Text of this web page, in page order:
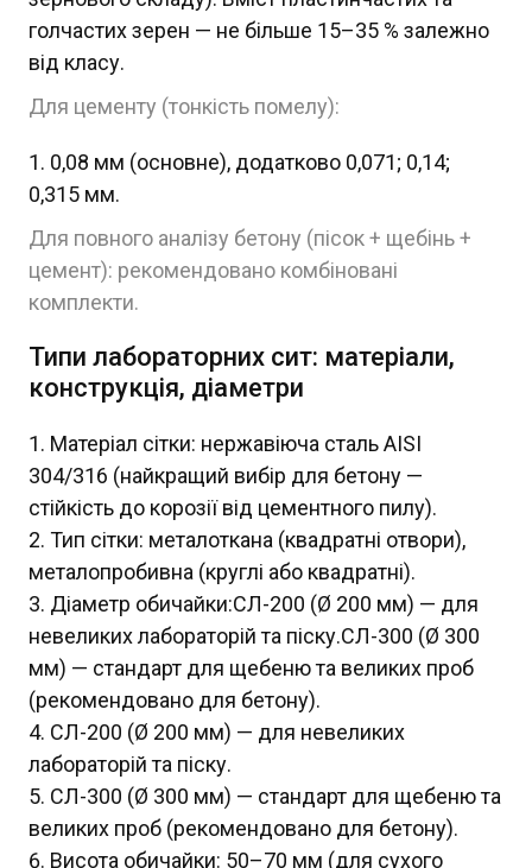
голчастих зерен — не більше 15–35 % залежно
від класу.
Для цементу (тонкість помелу):
0,08 мм (основне), додатково 0,071; 0,14;
0,315 мм.
Для повного аналізу бетону (пісок + щебінь +
цемент): рекомендовано комбіновані
комплекти.
Типи лабораторних сит: матеріали,
конструкція, діаметри
Матеріал сітки: нержавіюча сталь AISI
304/316 (найкращий вибір для бетону —
стійкість до корозії від цементного пилу).
Тип сітки: металоткана (квадратні отвори),
металопробивна (круглі або квадратні).
Діаметр обичайки:СЛ-200 (Ø 200 мм) — для
невеликих лабораторій та піску.СЛ-300 (Ø 300
мм) — стандарт для щебеню та великих проб
(рекомендовано для бетону).
СЛ-200 (Ø 200 мм) — для невеликих
лабораторій та піску.
СЛ-300 (Ø 300 мм) — стандарт для щебеню та
великих проб (рекомендовано для бетону).
Висота обичайки: 50–70 мм (для сухого